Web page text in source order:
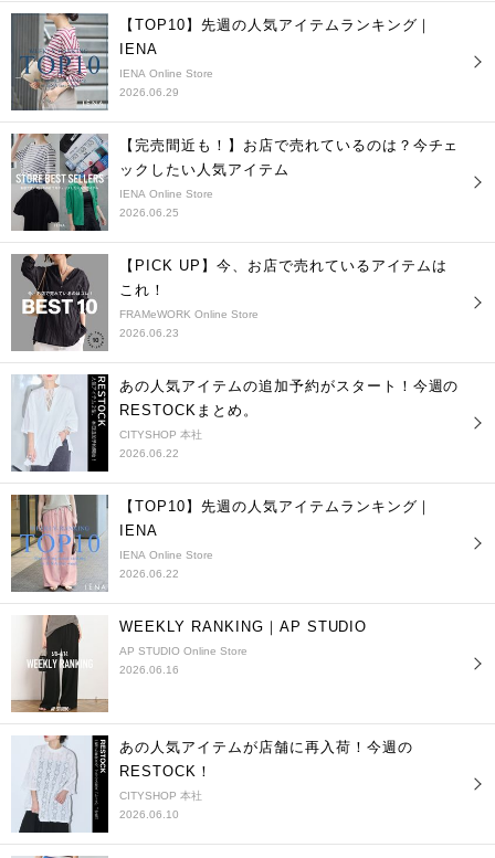
【TOP10】先週の人気アイテムランキング｜
IENA
IENA Online Store
2026.06.29
【完売間近も！】お店で売れているのは？今チェ
ックしたい人気アイテム
IENA Online Store
2026.06.25
【PICK UP】今、お店で売れているアイテムは
これ！
FRAMeWORK Online Store
2026.06.23
あの人気アイテムの追加予約がスタート！今週の
RESTOCKまとめ。
CITYSHOP 本社
2026.06.22
【TOP10】先週の人気アイテムランキング｜
IENA
IENA Online Store
2026.06.22
WEEKLY RANKING｜AP STUDIO
AP STUDIO Online Store
2026.06.16
あの人気アイテムが店舗に再入荷！今週の
RESTOCK！
CITYSHOP 本社
2026.06.10